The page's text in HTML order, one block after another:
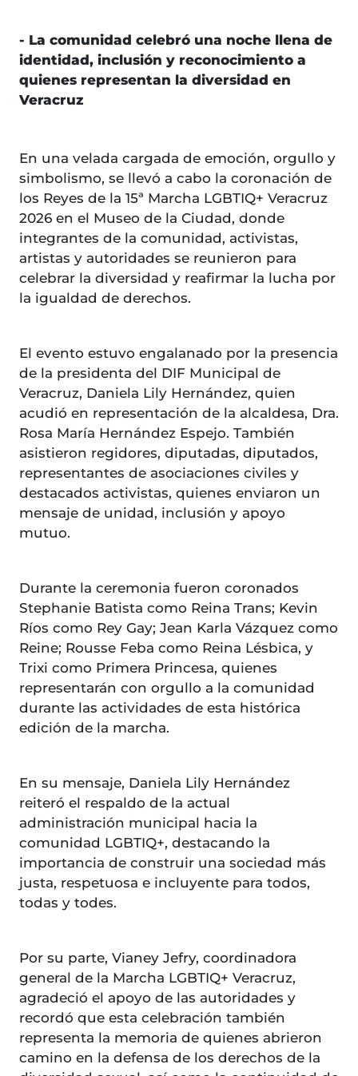
- La comunidad celebró una noche llena de
identidad, inclusión y reconocimiento a
quienes representan la diversidad en
Veracruz
En una velada cargada de emoción, orgullo y
simbolismo, se llevó a cabo la coronación de
los Reyes de la 15ª Marcha LGBTIQ+ Veracruz
2026 en el Museo de la Ciudad, donde
integrantes de la comunidad, activistas,
artistas y autoridades se reunieron para
celebrar la diversidad y reafirmar la lucha por
la igualdad de derechos.
El evento estuvo engalanado por la presencia
de la presidenta del DIF Municipal de
Veracruz, Daniela Lily Hernández, quien
acudió en representación de la alcaldesa, Dra.
Rosa María Hernández Espejo. También
asistieron regidores, diputadas, diputados,
representantes de asociaciones civiles y
destacados activistas, quienes enviaron un
mensaje de unidad, inclusión y apoyo
mutuo.
Durante la ceremonia fueron coronados
Stephanie Batista como Reina Trans; Kevin
Ríos como Rey Gay; Jean Karla Vázquez como
Reine; Rousse Feba como Reina Lésbica, y
Trixi como Primera Princesa, quienes
representarán con orgullo a la comunidad
durante las actividades de esta histórica
edición de la marcha.
En su mensaje, Daniela Lily Hernández
reiteró el respaldo de la actual
administración municipal hacia la
comunidad LGBTIQ+, destacando la
importancia de construir una sociedad más
justa, respetuosa e incluyente para todos,
todas y todes.
Por su parte, Vianey Jefry, coordinadora
general de la Marcha LGBTIQ+ Veracruz,
agradeció el apoyo de las autoridades y
recordó que esta celebración también
representa la memoria de quienes abrieron
camino en la defensa de los derechos de la